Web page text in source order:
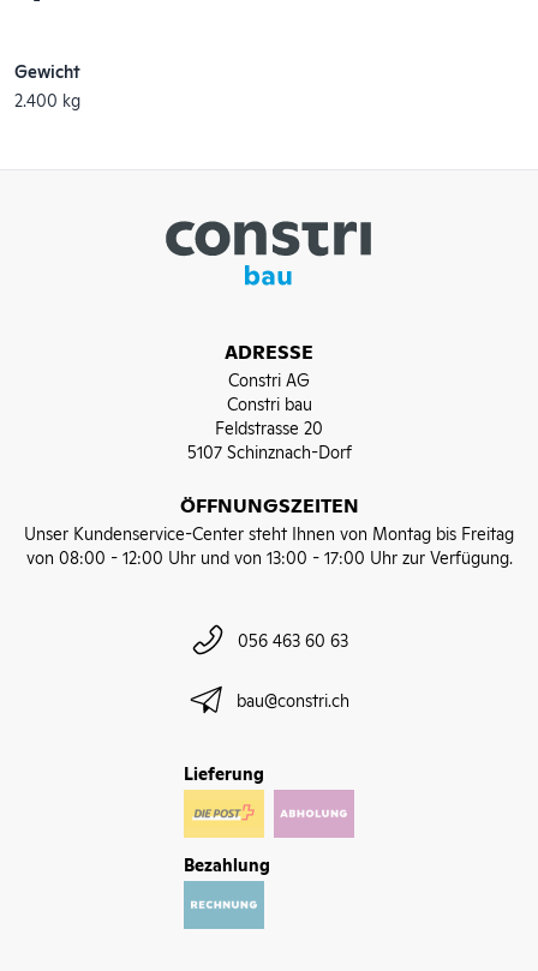
Gewicht
2.400 kg
ADRESSE
Constri AG
Constri bau
Feldstrasse 20
5107 Schinznach-Dorf
ÖFFNUNGSZEITEN
Unser Kundenservice-Center steht Ihnen von Montag bis Freitag
von 08:00 - 12:00 Uhr und von 13:00 - 17:00 Uhr zur Verfügung.
056 463 60 63
bau@constri.ch
Lieferung
Bezahlung